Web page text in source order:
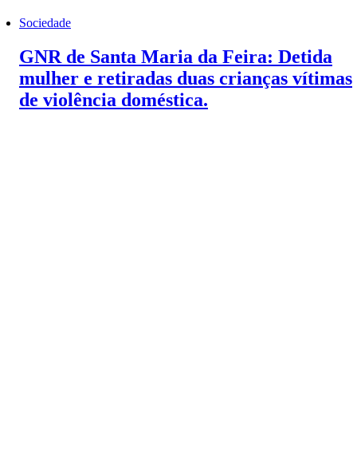
Sociedade
GNR de Santa Maria da Feira: Detida
mulher e retiradas duas crianças vítimas
de violência doméstica.